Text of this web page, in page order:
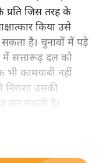
प्रति जिस तरह के
किया उसे
सकता है। चुनावों में पड़े
में सत्तारूढ़ दल को
भी कामयाबी नहीं
निराशा उसकी
कर सकती है।